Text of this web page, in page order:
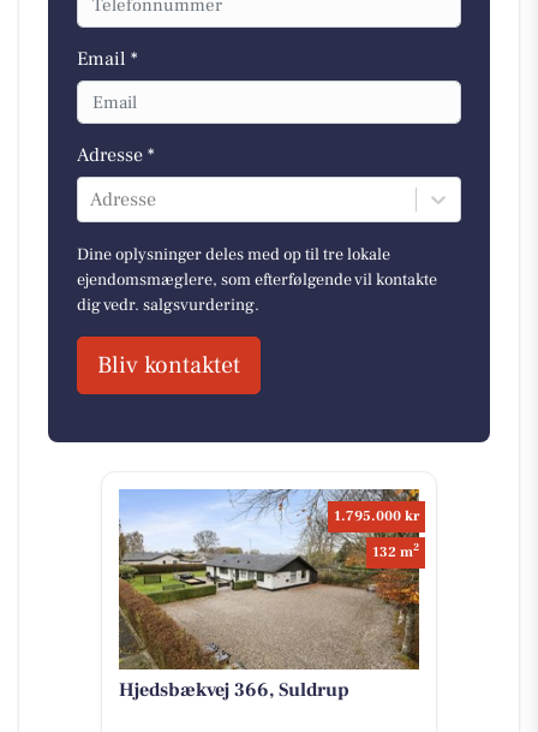
Email *
Adresse *
Adresse
Dine oplysninger deles med op til tre lokale
ejendomsmæglere, som efterfølgende vil kontakte
dig vedr. salgsvurdering.
Bliv kontaktet
1.795.000 kr
132 m2
Hjedsbækvej 366, Suldrup